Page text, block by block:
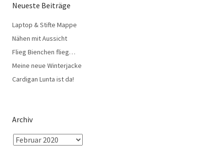
Neueste Beiträge
Laptop & Stifte Mappe
Nähen mit Aussicht
Flieg Bienchen flieg…
Meine neue Winterjacke
Cardigan Lunta ist da!
Archiv